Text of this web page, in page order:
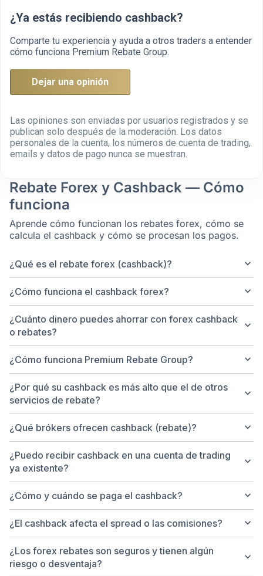
¿Ya estás recibiendo cashback?
Comparte tu experiencia y ayuda a otros traders a entender
cómo funciona Premium Rebate Group.
Dejar una opinión
Las opiniones son enviadas por usuarios registrados y se
publican solo después de la moderación. Los datos
personales de la cuenta, los números de cuenta de trading,
emails y datos de pago nunca se muestran.
Rebate Forex y Cashback — Cómo
funciona
Aprende cómo funcionan los rebates forex, cómo se
calcula el cashback y cómo se procesan los pagos.
¿Qué es el rebate forex (cashback)? keyboard_arrow_down
¿Cómo funciona el cashback forex? keyboard_arrow_down
¿Cuánto dinero puedes ahorrar con forex cashback
o rebates?
keyboard_arrow_down
¿Cómo funciona Premium Rebate Group? keyboard_arrow_down
¿Por qué su cashback es más alto que el de otros
servicios de rebate?
keyboard_arrow_down
¿Qué brókers ofrecen cashback (rebate)? keyboard_arrow_down
¿Puedo recibir cashback en una cuenta de trading
ya existente?
keyboard_arrow_down
¿Cómo y cuándo se paga el cashback? keyboard_arrow_down
¿El cashback afecta el spread o las comisiones? keyboard_arrow_down
¿Los forex rebates son seguros y tienen algún
riesgo o desventaja?
keyboard_arrow_down